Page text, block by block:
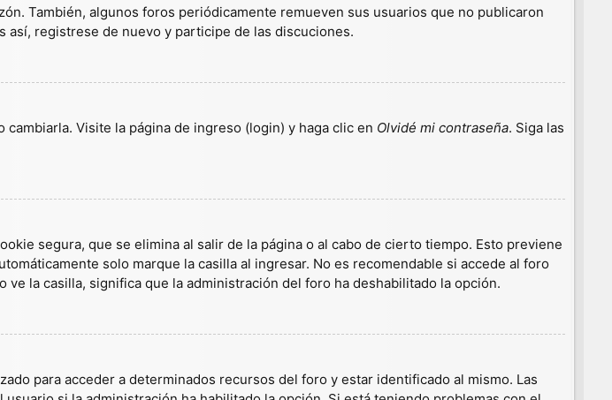
También, algunos foros periódicamente remueven sus usuarios que no publicaron
así, registrese de nuevo y participe de las discuciones.
Visite la página de ingreso (login) y haga clic en Olvidé mi contraseña. Siga las
segura, que se elimina al salir de la página o al cabo de cierto tiempo. Esto previene
solo marque la casilla al ingresar. No es recomendable si accede al foro
la casilla, significa que la administración del foro ha deshabilitado la opción.
para acceder a determinados recursos del foro y estar identificado al mismo. Las